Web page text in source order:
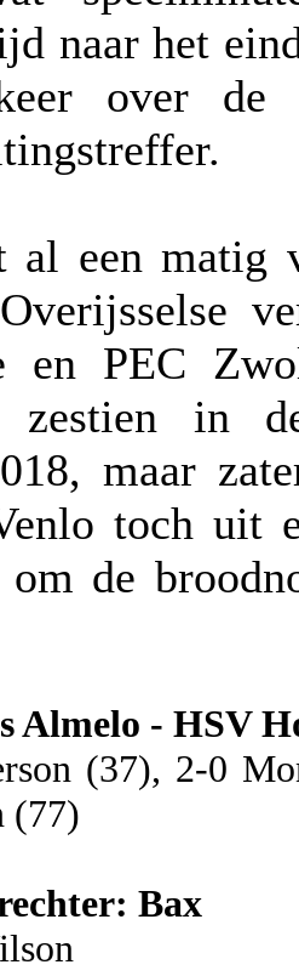
naar het
over
een matig
en PEC
zestien in
maar
toch uit
om de
Almelo - HSV
(37), 2-0
(77)
Bax